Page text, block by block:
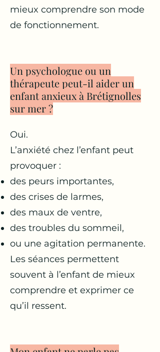
mieux comprendre son mode
de fonctionnement.
Un psychologue ou un
thérapeute peut-il aider un
enfant anxieux à Brétignolles
sur mer ?
Oui.
L’anxiété chez l’enfant peut
provoquer :
des peurs importantes,
des crises de larmes,
des maux de ventre,
des troubles du sommeil,
ou une agitation permanente.
Les séances permettent
souvent à l’enfant de mieux
comprendre et exprimer ce
qu’il ressent.